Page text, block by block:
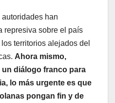
autoridades han
represiva sobre el país
territorios alejados del
Ahora mismo,
un diálogo franco para
lo más urgente es que
pongan fin y de